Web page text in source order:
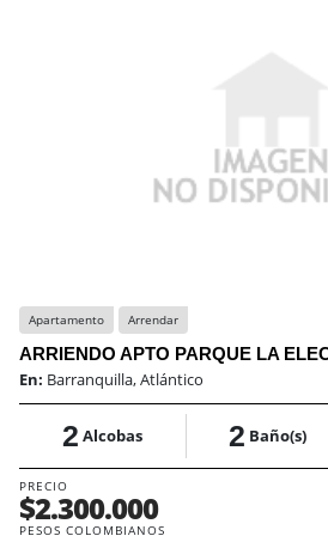
Apartamento Arrendar
En: Barranquilla, Atlántico
2 Alcobas 2 Baño(s)
PRECIO
$2.300.000
PESOS COLOMBIANOS